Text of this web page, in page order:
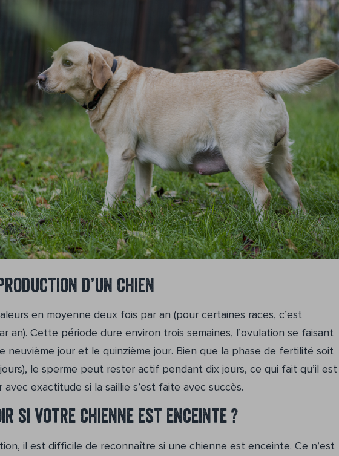
d’un chien
en moyenne deux fois par an (pour certaines races, c’est
an). Cette période dure environ trois semaines, l’ovulation se faisant
neuvième jour et le quinzième jour. Bien que la phase de fertilité soit
le sperme peut rester actif pendant dix jours, ce qui fait qu’il est
exactitude si la saillie s’est faite avec succès.
si votre chienne est enceinte ?
il est difficile de reconnaître si une chienne est enceinte. Ce n’est